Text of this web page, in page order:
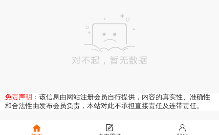
免责声明： 该信息由网站注册会员自行提供，内容的真实性、准确性
和合法性由发布会员负责，本站对此不承担直接责任及连带责任。